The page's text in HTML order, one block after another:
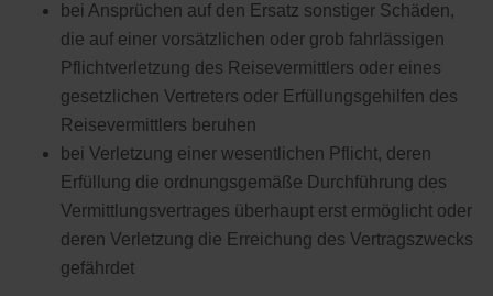
bei Ansprüchen auf den Ersatz sonstiger Schäden,
die auf einer vorsätzlichen oder grob fahrlässigen
Pflichtverletzung des Reisevermittlers oder eines
gesetzlichen Vertreters oder Erfüllungsgehilfen des
Reisevermittlers beruhen
bei Verletzung einer wesentlichen Pflicht, deren
Erfüllung die ordnungsgemäße Durchführung des
Vermittlungsvertrages überhaupt erst ermöglicht oder
deren Verletzung die Erreichung des Vertragszwecks
gefährdet